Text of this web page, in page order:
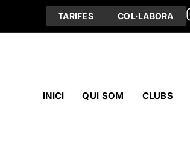
TARIFES COL·LABORA
INICI QUI SOM CLUBS